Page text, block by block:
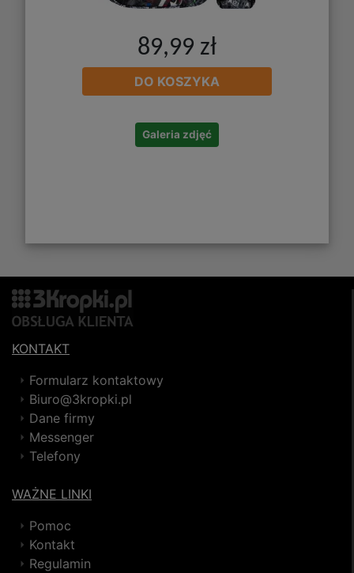
89,99 zł
DO KOSZYKA
Galeria zdjęć
KONTAKT
Formularz kontaktowy
Biuro@3kropki.pl
Dane firmy
Messenger
Telefony
WAŻNE LINKI
Pomoc
Kontakt
Regulamin